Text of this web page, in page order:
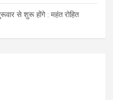
से शुरू होंगे : महंत रोहित